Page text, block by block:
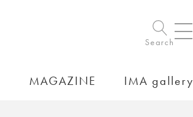
Search
MAGAZINE IMA gallery